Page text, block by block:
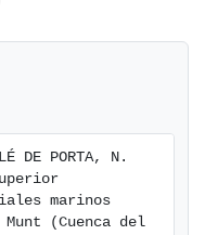
aluvial
frente deltaico, talud
Se han
marinas del
contenido
encontrado
parte de las
palinomorfos
detríticas ligadas
DE PORTA, N.
marinos
(Cuenca del